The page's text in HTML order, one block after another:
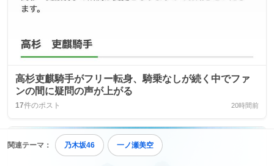
関連テーマ： 乃木坂46 一ノ瀬美空
高杉吏麒騎手がフリー転身、騎乗なしが続く中でファ
ンの間に疑問の声が上がる
17件のポスト 20時間前